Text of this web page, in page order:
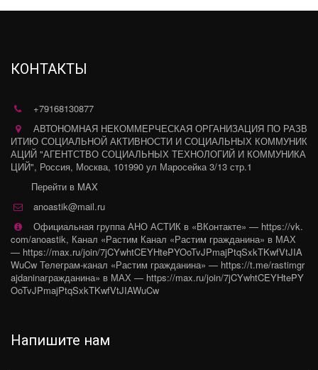
заместитель председателя комитета
труду, социальной политике и делам
ООД «Поисковое движение России»
Елена Цунаева).- социальное
проектирование, о котором расскажут
практикующие грантрайтеры АНО
АСТИК.- основы работы добровольцев
по сохранению исторической памяти от
руководителей Всероссийских
общественных движений «Волонтеры
культуры» и «Волонтеры
Победы».Участники получат
сертификаты о прохождении
короткую анкету по ссылке
КОНТАКТЫ
+79168130877
АВТОНОМНАЯ НЕКОММЕРЧЕСКАЯ ОРГАНИЗАЦИЯ ПО РАЗВ
ИТИЮ СОЦИАЛЬНОЙ АКТИВНОСТИ И СОЦИАЛЬНЫХ КОММУНИК
АЦИЙ "АГЕНТСТВО СОЦИАЛЬНЫХ ТЕХНОЛОГИЙ И КОММУНИКА
ЦИЙ", Россия, Москва, 101990 ул Маросейка 3/13 стр.1
Перейти в MAX
anoastik@mail.ru
Официальная группа АНО АСТИК в «ВКонтакте» — https://vk.
com/anoastik, Канал «Растим Канал «Растим гражданина» в МАХ
— https://max.ru/join/7jCYwhtCEYHtePYOoTvJPmajPtqSxkTKwfVtJIA
WuCw Телеграм-канал «Растим гражданина» — https://t.me/rastimgr
ajdaninaгражданина» в МАХ — https://max.ru/join/7jCYwhtCEYHtePY
OoTvJPmajPtqSxkTKwfVtJIAWuCw
Напишите нам